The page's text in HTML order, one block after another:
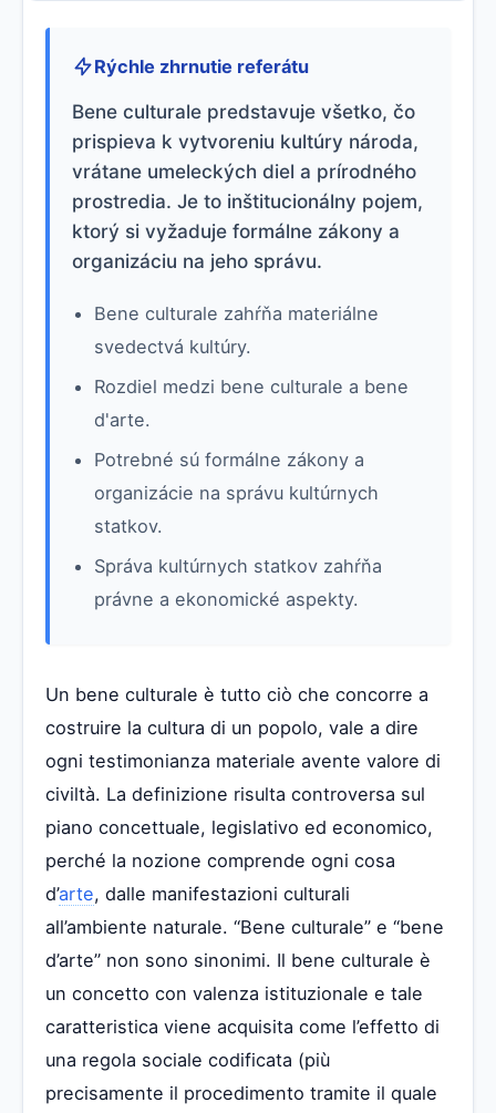
Rýchle zhrnutie referátu
Bene culturale predstavuje všetko, čo
prispieva k vytvoreniu kultúry národa,
vrátane umeleckých diel a prírodného
prostredia. Je to inštitucionálny pojem,
ktorý si vyžaduje formálne zákony a
organizáciu na jeho správu.
Bene culturale zahŕňa materiálne
svedectvá kultúry.
Rozdiel medzi bene culturale a bene
d'arte.
Potrebné sú formálne zákony a
organizácie na správu kultúrnych
statkov.
Správa kultúrnych statkov zahŕňa
právne a ekonomické aspekty.
Un bene culturale è tutto ciò che concorre a
costruire la cultura di un popolo, vale a dire
ogni testimonianza materiale avente valore di
civiltà. La definizione risulta controversa sul
piano concettuale, legislativo ed economico,
perché la nozione comprende ogni cosa
d’arte, dalle manifestazioni culturali
all’ambiente naturale. “Bene culturale” e “bene
d’arte” non sono sinonimi. Il bene culturale è
un concetto con valenza istituzionale e tale
caratteristica viene acquisita come l’effetto di
una regola sociale codificata (più
precisamente il procedimento tramite il quale